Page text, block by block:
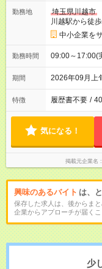
勤務地
埼玉県川越市
川越駅から徒
中小企業を
勤務時間 09:00～
期間 2026年09月
特徴 履歴書不要 /
気になる！
掲載元企業名
興味のあるバイト は、
保存した求人は、後からまと
企業からアプローチが届くこ
少